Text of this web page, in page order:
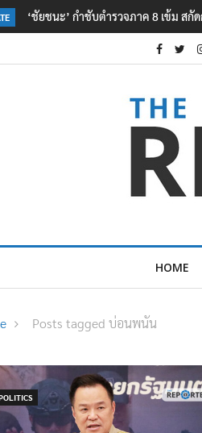
กรรม‘มิน ออง ไลง์’ ถึงประเทศไทย ‘สีหศั
HOME
Posts tagged บ่อนพนัน